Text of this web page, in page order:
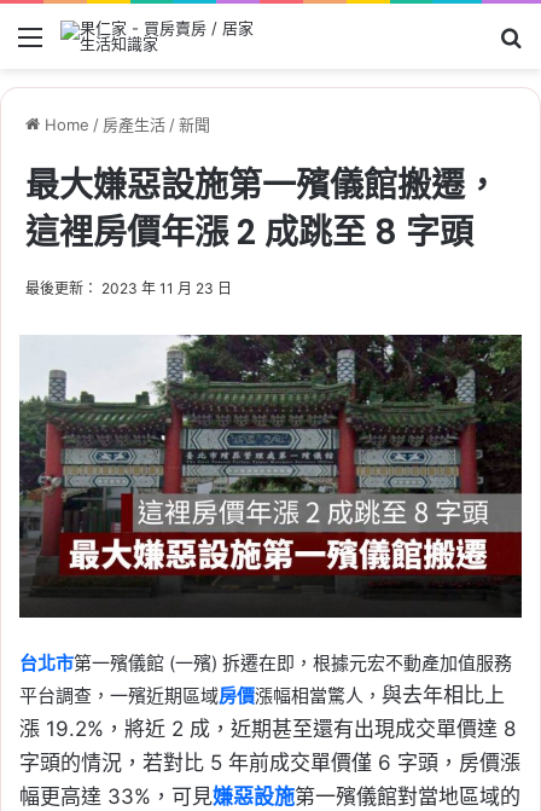
Menu
Home / 房產生活 /新聞
最大嫌惡設施第一殯儀館搬遷，
這裡房價年漲 2 成跳至 8 字頭
最後更新： 2023 年 11 月 23 日
台北市第一殯儀館 (一殯) 拆遷在即，根據元宏不動產加值服務
平台調查，一殯近期區域房價漲幅相當驚人， 與去年相比上
漲 19.2%，將近 2 成，近期甚至還有出現成交單價達 8
字頭的情況，若對比 5 年前成交單價僅 6 字頭，房價漲
幅更高達 33%，可見嫌惡設施第一殯儀館對當地區域的